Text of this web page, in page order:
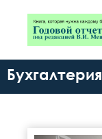
Бухгалтерия